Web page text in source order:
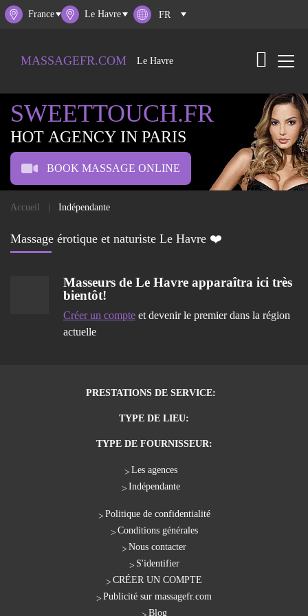
France Le Havre
MASSAGEFR.COM Le Havre
SWEETTOUCH.FR
HOT AGENCY IN PARIS
BOOK MASSAGE ONLINE
Accueil Indépendante
Massage érotique et naturiste Le Havre ❤️
Masseurs de Le Havreapparaîtra ici très
bientôt!
Créer un compteet devenir le premier dans la région
actuelle
PRESTATIONS DE SERVICE:
TYPE DE LIEU:
TYPE DE FOURNISSEUR:
Les agences
Indépendante
Politique de confidentialité
Conditions générales
Nous contacter
S'identifier
CRÉER UN COMPTE
Publicité sur massagefr.com
Blog